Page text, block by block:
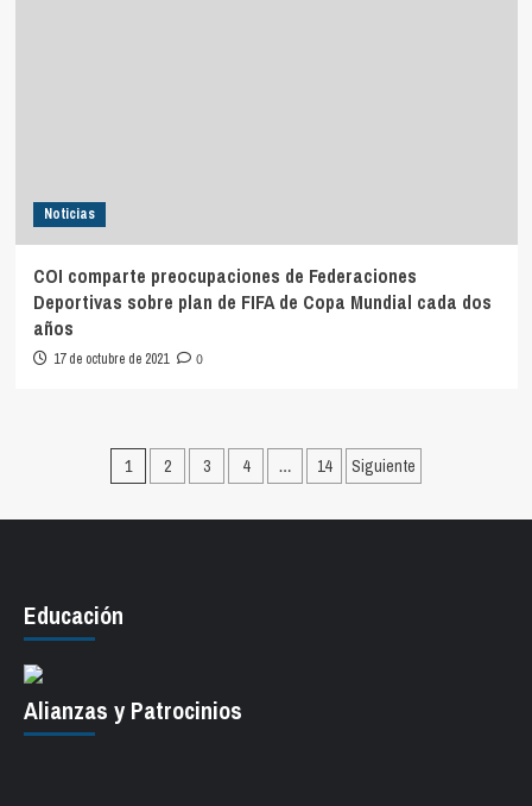
Noticias
COI comparte preocupaciones de Federaciones
Deportivas sobre plan de FIFA de Copa Mundial cada dos
años
17 de octubre de 2021 0
Paginación
1 2 3 4 … 14 Siguiente
Educación
Alianzas y Patrocinios